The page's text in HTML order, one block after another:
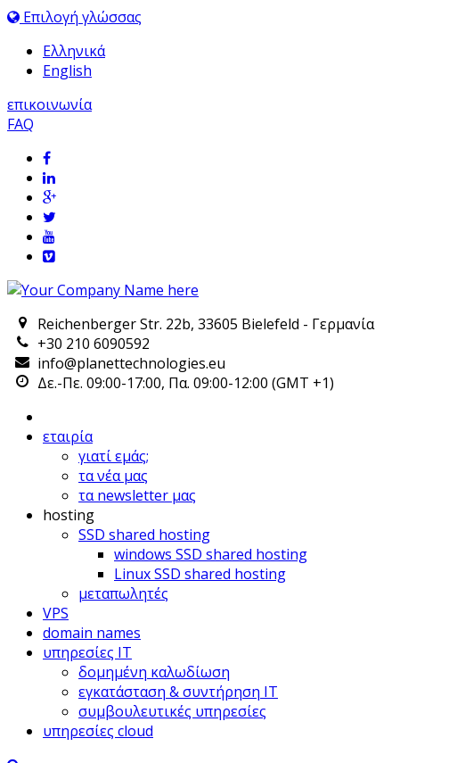
Επιλογή γλώσσας
Ελληνικά
English
επικοινωνία
FAQ
Reichenberger Str. 22b, 33605 Bielefeld - Γερμανία
+30 210 6090592
info@planettechnologies.eu
Δε.-Πε. 09:00-17:00, Πα. 09:00-12:00 (GMT +1)
εταιρία
γιατί εμάς;
τα νέα μας
τα newsletter μας
hosting
SSD shared hosting
windows SSD shared hosting
Linux SSD shared hosting
μεταπωλητές
VPS
domain names
υπηρεσίες IT
δομημένη καλωδίωση
εγκατάσταση & συντήρηση IT
συμβουλευτικές υπηρεσίες
υπηρεσίες cloud